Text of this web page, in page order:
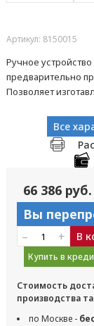
Артикул: 8150015
Ручное
предварительно
Позволяет
Все
66 386 руб.
Вы
– + В
Купить в
Стоимость
производства
по Москве -